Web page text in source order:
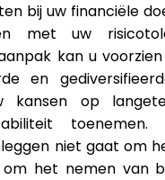
bij uw financiële
met uw
kan u
en
kansen op
toenemen.
niet gaat om
het nemen van